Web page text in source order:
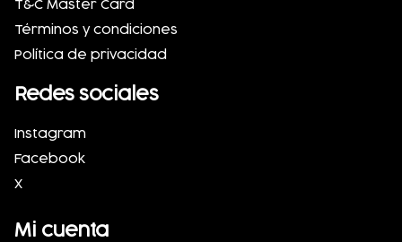
T&C Master Card
Términos y condiciones
Política de privacidad
Redes sociales
Instagram
Facebook
X
Mi cuenta